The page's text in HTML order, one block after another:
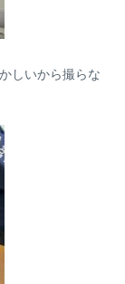
いから撮らな